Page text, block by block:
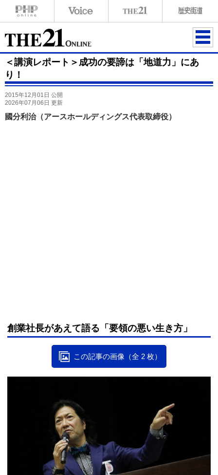
ME
NU
＜講演レポート＞成功の要諦は「地道力」にあ
り！
2015年12月01日 公開
2026年07月06日 更新
國分利治（アースホールディングス代表取締役）
創業社長があえて語る「要領の悪い生き方」
この記事の画像（全 2 枚）